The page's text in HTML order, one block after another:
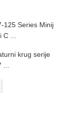
125 Series Minij
C ...
krug serije